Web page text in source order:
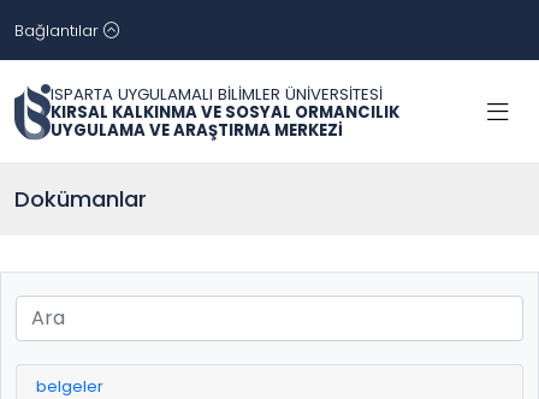
Bağlantılar
ISPARTA UYGULAMALI BİLİMLER ÜNİVERSİTESİ
KIRSAL KALKINMA VE SOSYAL ORMANCILIK
UYGULAMA VE ARAŞTIRMA MERKEZİ
Dokümanlar
belgeler